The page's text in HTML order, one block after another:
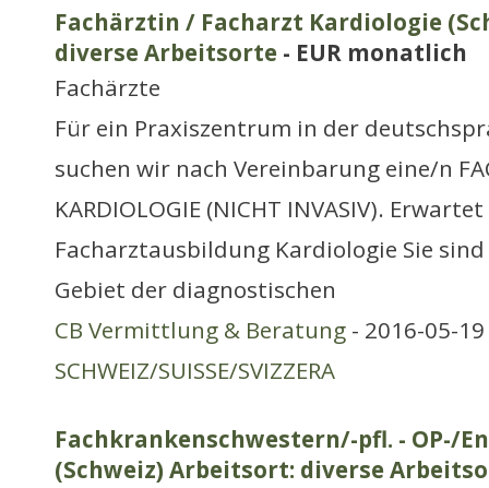
Fachärztin / Facharzt Kardiologie
diverse Arbeitsorte - EUR monatlich
Fachärzte
Für ein Praxiszentrum in der
suchen wir nach Vereinbarung eine/n
KARDIOLOGIE (NICHT INVASIV).
Facharztausbildung Kardiologie Sie
Gebiet der diagnostischen
CB Vermittlung & Beratung - 2016-05-
SCHWEIZ/SUISSE/SVIZZERA
Fachkrankenschwestern/-pfl. - OP-/
(Schweiz) Arbeitsort: diverse